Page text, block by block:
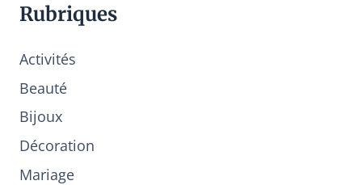
Rubriques
Activités
Beauté
Bijoux
Décoration
Mariage